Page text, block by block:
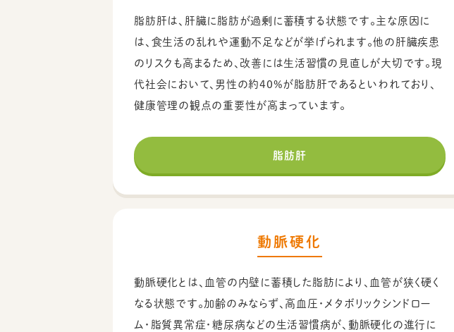
脂肪肝は、肝臓に脂肪が過剰に蓄積する状態です。主な原因に
は、食生活の乱れや運動不足などが挙げられます。他の肝臓疾患
のリスクも高まるため、改善には生活習慣の見直しが大切です。現
代社会において、男性の約40%が脂肪肝であるといわれており、
健康管理の観点の重要性が高まっています。
脂肪肝
動脈硬化
動脈硬化とは、血管の内壁に蓄積した脂肪により、血管が狭く硬く
なる状態です。加齢のみならず、高血圧・メタボリックシンドロー
ム・脂質異常症・糖尿病などの生活習慣病が、動脈硬化の進行に